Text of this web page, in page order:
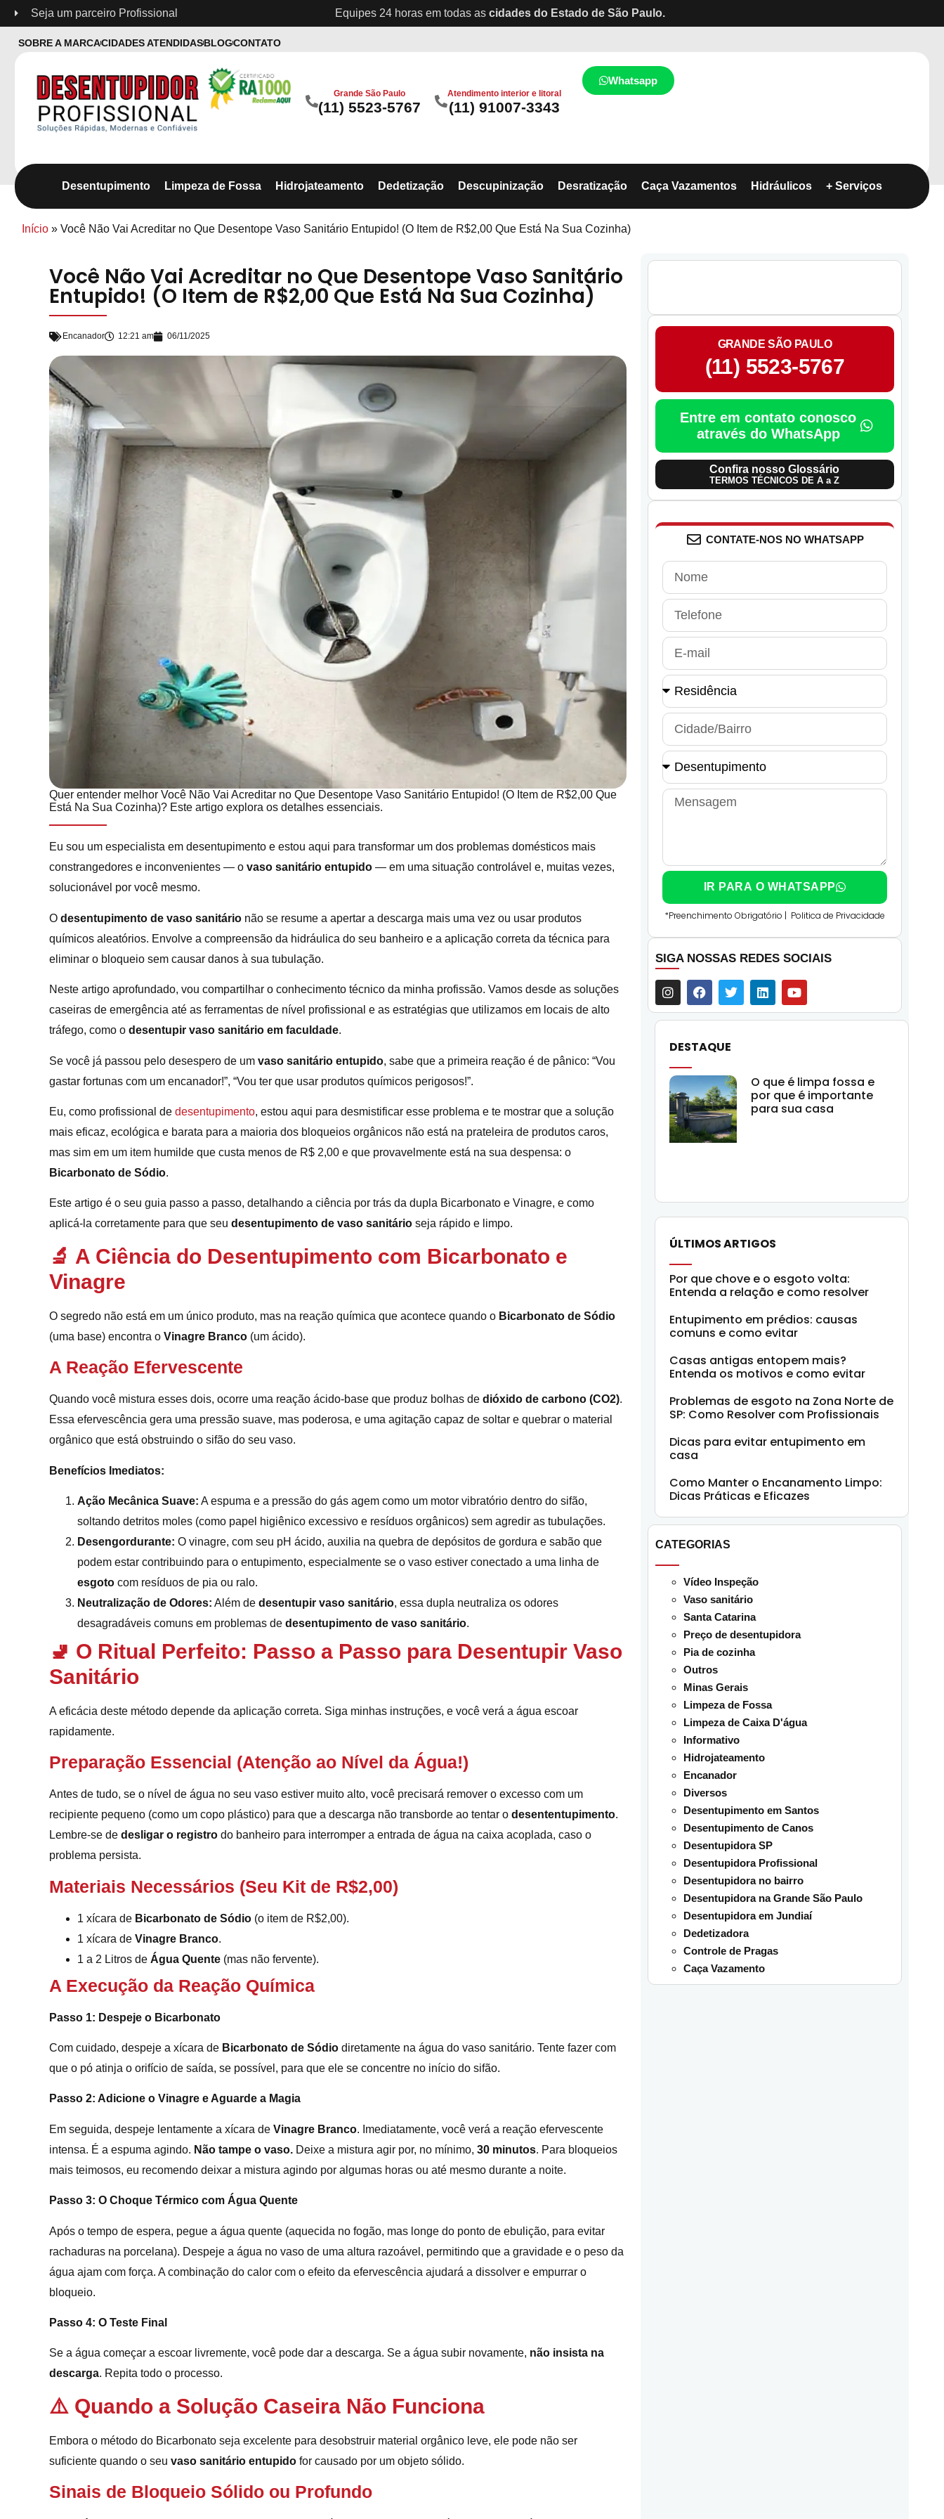
Seja um parceiro Profissional Equipes 24 horas em todas as cidades do Estado de São Paulo.
SOBRE A MARCACIDADES ATENDIDASBLOGCONTATO
Grande São Paulo
(11) 5523-5767
Atendimento interior e litoral
(11) 91007-3343
Whatsapp
Desentupimento Limpeza de Fossa Hidrojateamento Dedetização Descupinização Desratização Caça Vazamentos Hidráulicos + Serviços
Início » Você Não Vai Acreditar no Que Desentope Vaso Sanitário Entupido! (O Item de R$2,00 Que Está Na Sua Cozinha)
Você Não Vai Acreditar no Que Desentope Vaso Sanitário
Entupido! (O Item de R$2,00 Que Está Na Sua Cozinha)
Encanador 12:21 am 06/11/2025
Quer entender melhor Você Não Vai Acreditar no Que Desentope Vaso Sanitário Entupido! (O Item de R$2,00 Que
Está Na Sua Cozinha)? Este artigo explora os detalhes essenciais.
Eu sou um especialista em desentupimento e estou aqui para transformar um dos problemas domésticos mais
constrangedores e inconvenientes — o vaso sanitário entupido — em uma situação controlável e, muitas vezes,
solucionável por você mesmo.
O desentupimento de vaso sanitário não se resume a apertar a descarga mais uma vez ou usar produtos
químicos aleatórios. Envolve a compreensão da hidráulica do seu banheiro e a aplicação correta da técnica para
eliminar o bloqueio sem causar danos à sua tubulação.
Neste artigo aprofundado, vou compartilhar o conhecimento técnico da minha profissão. Vamos desde as soluções
caseiras de emergência até as ferramentas de nível profissional e as estratégias que utilizamos em locais de alto
tráfego, como o desentupir vaso sanitário em faculdade.
Se você já passou pelo desespero de um vaso sanitário entupido, sabe que a primeira reação é de pânico: “Vou
gastar fortunas com um encanador!”, “Vou ter que usar produtos químicos perigosos!”.
Eu, como profissional de desentupimento, estou aqui para desmistificar esse problema e te mostrar que a solução
mais eficaz, ecológica e barata para a maioria dos bloqueios orgânicos não está na prateleira de produtos caros,
mas sim em um item humilde que custa menos de R$ 2,00 e que provavelmente está na sua despensa: o
Bicarbonato de Sódio.
Este artigo é o seu guia passo a passo, detalhando a ciência por trás da dupla Bicarbonato e Vinagre, e como
aplicá-la corretamente para que seu desentupimento de vaso sanitário seja rápido e limpo.
🔬 A Ciência do Desentupimento com Bicarbonato e
Vinagre
O segredo não está em um único produto, mas na reação química que acontece quando o Bicarbonato de Sódio
(uma base) encontra o Vinagre Branco (um ácido).
A Reação Efervescente
Quando você mistura esses dois, ocorre uma reação ácido-base que produz bolhas de dióxido de carbono (CO2).
Essa efervescência gera uma pressão suave, mas poderosa, e uma agitação capaz de soltar e quebrar o material
orgânico que está obstruindo o sifão do seu vaso.
Benefícios Imediatos:
Ação Mecânica Suave: A espuma e a pressão do gás agem como um motor vibratório dentro do sifão,
soltando detritos moles (como papel higiênico excessivo e resíduos orgânicos) sem agredir as tubulações.
Desengordurante: O vinagre, com seu pH ácido, auxilia na quebra de depósitos de gordura e sabão que
podem estar contribuindo para o entupimento, especialmente se o vaso estiver conectado a uma linha de
esgoto com resíduos de pia ou ralo.
Neutralização de Odores: Além de desentupir vaso sanitário, essa dupla neutraliza os odores
desagradáveis comuns em problemas de desentupimento de vaso sanitário.
🚽 O Ritual Perfeito: Passo a Passo para Desentupir Vaso
Sanitário
A eficácia deste método depende da aplicação correta. Siga minhas instruções, e você verá a água escoar
rapidamente.
Preparação Essencial (Atenção ao Nível da Água!)
Antes de tudo, se o nível de água no seu vaso estiver muito alto, você precisará remover o excesso com um
recipiente pequeno (como um copo plástico) para que a descarga não transborde ao tentar o desententupimento.
Lembre-se de desligar o registro do banheiro para interromper a entrada de água na caixa acoplada, caso o
problema persista.
Materiais Necessários (Seu Kit de R$2,00)
1 xícara de Bicarbonato de Sódio (o item de R$2,00).
1 xícara de Vinagre Branco.
1 a 2 Litros de Água Quente (mas não fervente).
A Execução da Reação Química
Passo 1: Despeje o Bicarbonato
Com cuidado, despeje a xícara de Bicarbonato de Sódio diretamente na água do vaso sanitário. Tente fazer com
que o pó atinja o orifício de saída, se possível, para que ele se concentre no início do sifão.
Passo 2: Adicione o Vinagre e Aguarde a Magia
Em seguida, despeje lentamente a xícara de Vinagre Branco. Imediatamente, você verá a reação efervescente
intensa. É a espuma agindo. Não tampe o vaso. Deixe a mistura agir por, no mínimo, 30 minutos. Para bloqueios
mais teimosos, eu recomendo deixar a mistura agindo por algumas horas ou até mesmo durante a noite.
Passo 3: O Choque Térmico com Água Quente
Após o tempo de espera, pegue a água quente (aquecida no fogão, mas longe do ponto de ebulição, para evitar
rachaduras na porcelana). Despeje a água no vaso de uma altura razoável, permitindo que a gravidade e o peso da
água ajam com força. A combinação do calor com o efeito da efervescência ajudará a dissolver e empurrar o
bloqueio.
Passo 4: O Teste Final
Se a água começar a escoar livremente, você pode dar a descarga. Se a água subir novamente, não insista na
descarga. Repita todo o processo.
⚠️ Quando a Solução Caseira Não Funciona
Embora o método do Bicarbonato seja excelente para desobstruir material orgânico leve, ele pode não ser
suficiente quando o seu vaso sanitário entupido for causado por um objeto sólido.
Sinais de Bloqueio Sólido ou Profundo
GRANDE SÃO PAULO
(11) 5523-5767
Entre em contato conosco
através do WhatsApp
Confira nosso Glossário
TERMOS TÉCNICOS DE A a Z
CONTATE-NOS NO WHATSAPP
IR PARA O WHATSAPP
*Preenchimento Obrigatório | Politica de Privacidade
SIGA NOSSAS REDES SOCIAIS
DESTAQUE
O que é limpa fossa e
por que é importante
para sua casa
ÚLTIMOS ARTIGOS
Por que chove e o esgoto volta:
Entenda a relação e como resolver
Entupimento em prédios: causas
comuns e como evitar
Casas antigas entopem mais?
Entenda os motivos e como evitar
Problemas de esgoto na Zona Norte de
SP: Como Resolver com Profissionais
Dicas para evitar entupimento em
casa
Como Manter o Encanamento Limpo:
Dicas Práticas e Eficazes
CATEGORIAS
Vídeo Inspeção
Vaso sanitário
Santa Catarina
Preço de desentupidora
Pia de cozinha
Outros
Minas Gerais
Limpeza de Fossa
Limpeza de Caixa D'água
Informativo
Hidrojateamento
Encanador
Diversos
Desentupimento em Santos
Desentupimento de Canos
Desentupidora SP
Desentupidora Profissional
Desentupidora no bairro
Desentupidora na Grande São Paulo
Desentupidora em Jundiaí
Dedetizadora
Controle de Pragas
Caça Vazamento